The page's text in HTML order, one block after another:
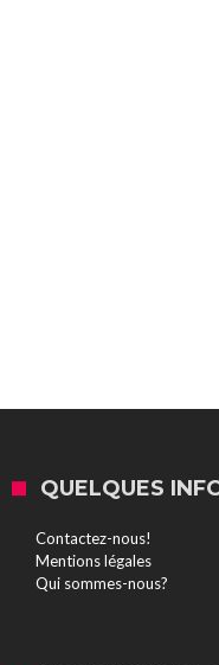
QUELQUES
Contactez-nous!
Mentions légales
Qui sommes-nous?